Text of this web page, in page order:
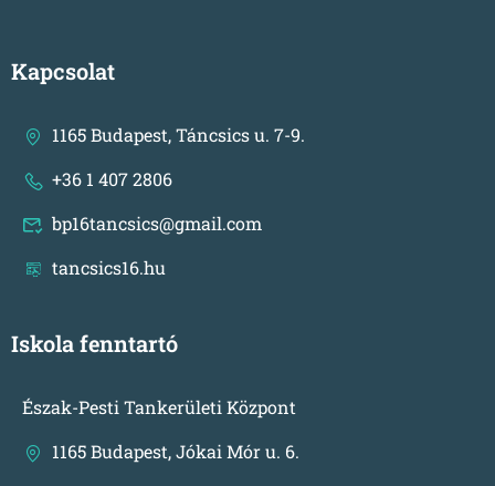
Kapcsolat
1165 Budapest, Táncsics u. 7-9.
+36 1 407 2806
bp16tancsics@gmail.com
tancsics16.hu
Iskola fenntartó
Észak-Pesti Tankerületi Központ
1165 Budapest, Jókai Mór u. 6.